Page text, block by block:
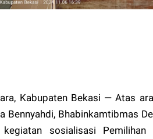
Kabupaten Bekasi — Atas
Bennyahdi, Bhabinkamtibmas
kegiatan sosialisasi